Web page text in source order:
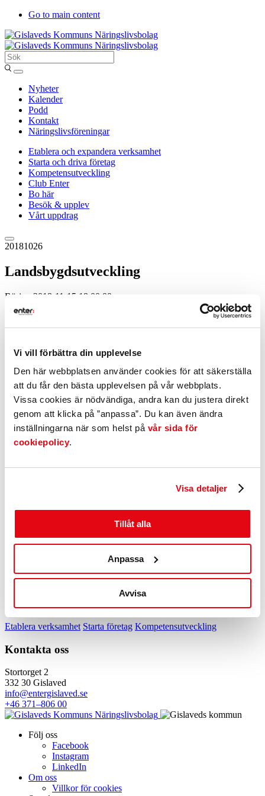
Vi vill förbättra din upplevelse
Den här webbplatsen använder cookies för att säkerställa
att du får den bästa upplevelsen på vår webbplats.
Vissa cookies är nödvändiga, andra kan du justera direkt
genom att klicka på ”anpassa”. Du kan även ändra
inställningarna när som helst på vår sida för
cookiepolicy.
Visa detaljer
Tillåt alla
Anpassa
Avvisa
Go to main content
Sök
Entergislaved
Nyheter
Kalender
Podd
Kontakt
Näringslivsföreningar
Etablera och expandera verksamhet
Starta och driva företag
Kompetensutveckling
Club Enter
Bo här
Besök & upplev
Vårt uppdrag
20181026
Landsbygdsutveckling
Börjar: 2018-11-15 18:00:00
Slutar: 2018-11-15 20:00:00
Inbjudan från Gislaveds kommun:
Föreläsningar med Nils Phillips från Röstånga och Johanna
Claesson från Smålandsstenar torsdag 15 november kl. 18 – 20
i Västbo hundhall, Isberga säteri, Smålandsstenar
Hur hänger samverkan, sammanhållning och service på
landsbygden ihop? Nils är ordförande i Röstånga Tillsammans och
delar erfarenheter kring finansiering, organisering och samverkan i
det lokala utvecklingsarbetet. Hur förvandlades en tom ladugård till
en populär hundhall? Johanna driver Västbo hundhall på
föräldragården Isberga. Hon förverkligade det genom ett
Anmäl
Dela inlägget:
Snabblänkar
Etablera verksamhet Starta företag Kompetensutveckling
Kontakta oss
Stortorget 2
332 30 Gislaved
info@entergislaved.se
+46 371–806 00
Följ oss
Facebook
Instagram
LinkedIn
Om oss
Villkor för cookies